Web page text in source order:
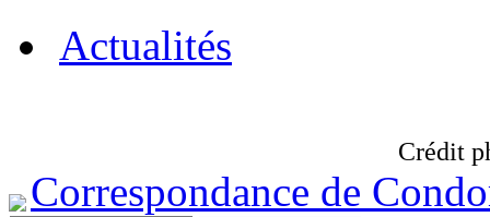
Actualités
Crédit
Correspondance de